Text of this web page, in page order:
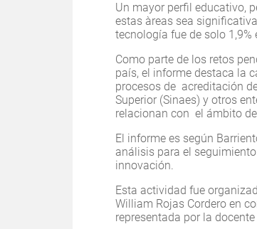
Un mayor perfil educativo,
estas àreas sea
tecnología fue de solo
Como parte de los retos
país, el informe destaca la
procesos de acreditación
Superior (Sinaes) y otros
relacionan con el ámbito
El informe es según
análisis para el
innovación.
Esta actividad fue
William Rojas Cordero en
representada por la